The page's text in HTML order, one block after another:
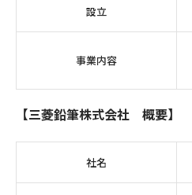
設立
事業内容
【三菱鉛筆株式会社 概要】
社名